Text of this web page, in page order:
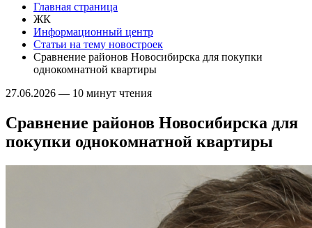
Главная страница
ЖК
Информационный центр
Статьи на тему новостроек
Сравнение районов Новосибирска для покупки
однокомнатной квартиры
27.06.2026 — 10 минут чтения
Сравнение районов Новосибирска для
покупки однокомнатной квартиры